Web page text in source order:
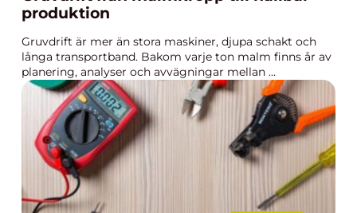
produktion
Gruvdrift är mer än stora maskiner, djupa schakt och
långa transportband. Bakom varje ton malm finns år av
planering, analyser och avvägningar mellan ...